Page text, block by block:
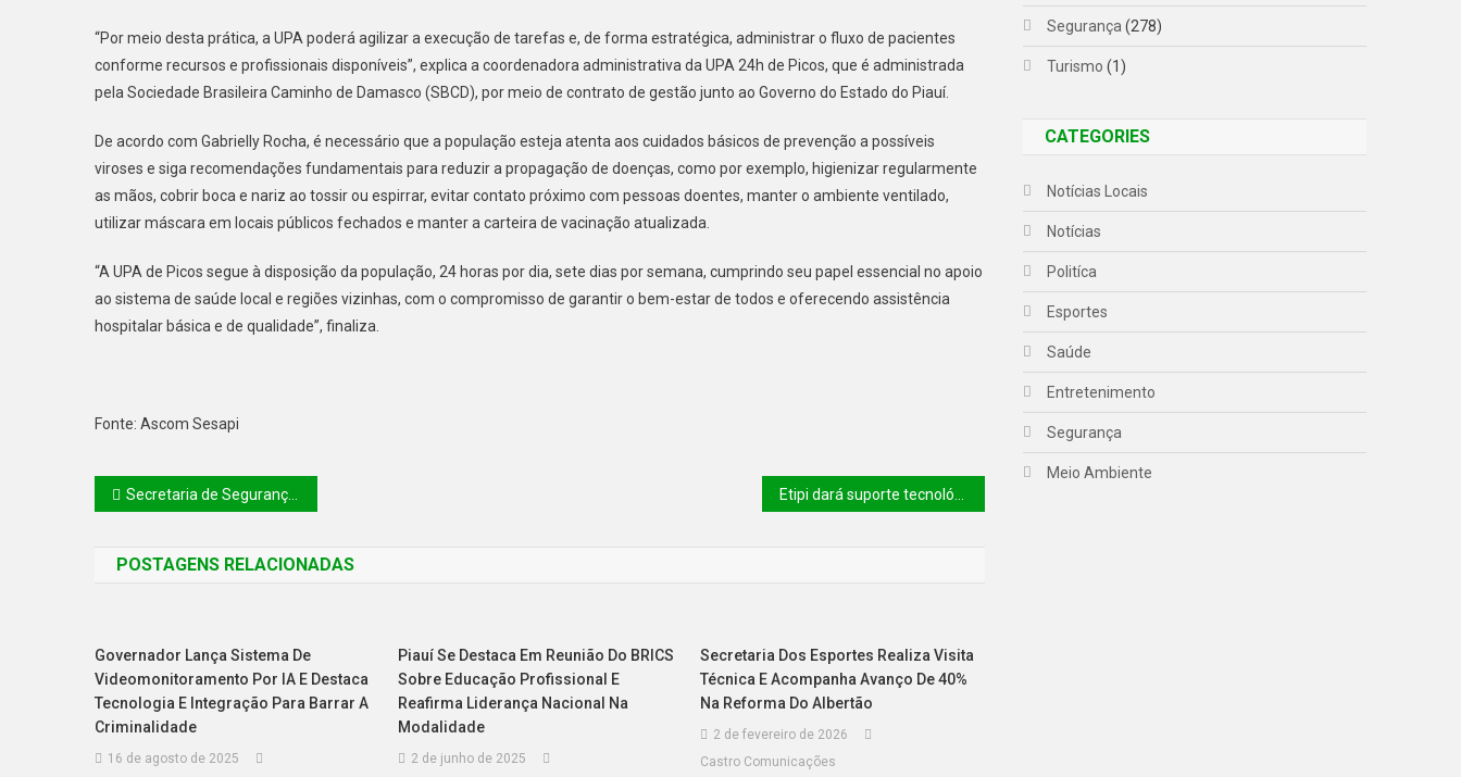
“Por meio desta prática, a UPA poderá agilizar a execução de tarefas e, de forma estratégica, administrar o fluxo de pacientes
conforme recursos e profissionais disponíveis”, explica a coordenadora administrativa da UPA 24h de Picos, que é administrada
pela Sociedade Brasileira Caminho de Damasco (SBCD), por meio de contrato de gestão junto ao Governo do Estado do Piauí.
De acordo com Gabrielly Rocha, é necessário que a população esteja atenta aos cuidados básicos de prevenção a possíveis
viroses e siga recomendações fundamentais para reduzir a propagação de doenças, como por exemplo, higienizar regularmente
as mãos, cobrir boca e nariz ao tossir ou espirrar, evitar contato próximo com pessoas doentes, manter o ambiente ventilado,
utilizar máscara em locais públicos fechados e manter a carteira de vacinação atualizada.
“A UPA de Picos segue à disposição da população, 24 horas por dia, sete dias por semana, cumprindo seu papel essencial no apoio
ao sistema de saúde local e regiões vizinhas, com o compromisso de garantir o bem-estar de todos e oferecendo assistência
hospitalar básica e de qualidade”, finaliza.
Fonte: Ascom Sesapi
Secretaria de Segurança implanta sistema E-Gestor para monitoramento estratégico
POSTAGENS RELACIONADAS
Governador Lança Sistema De
Videomonitoramento Por IA E Destaca
Tecnologia E Integração Para Barrar A
Criminalidade
16 de agosto de 2025
Piauí Se Destaca Em Reunião Do BRICS
Sobre Educação Profissional E
Reafirma Liderança Nacional Na
Modalidade
2 de junho de 2025
Secretaria Dos Esportes Realiza Visita
Técnica E Acompanha Avanço De 40%
Na Reforma Do Albertão
2 de fevereiro de 2026
Castro Comunicações
Segurança (278)
Turismo (1)
CATEGORIES
Notícias Locais
Notícias
Politíca
Esportes
Saúde
Entretenimento
Segurança
Meio Ambiente